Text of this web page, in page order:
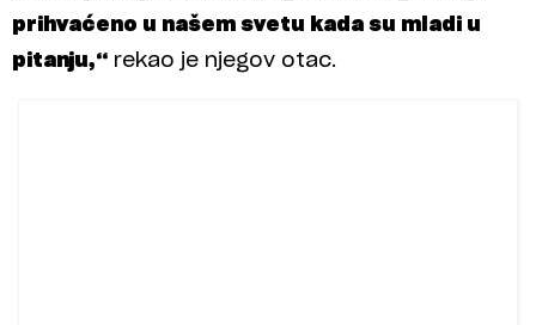
prihvaćeno u našem svetu kada su mladi u
pitanju,“ rekao je njegov otac.